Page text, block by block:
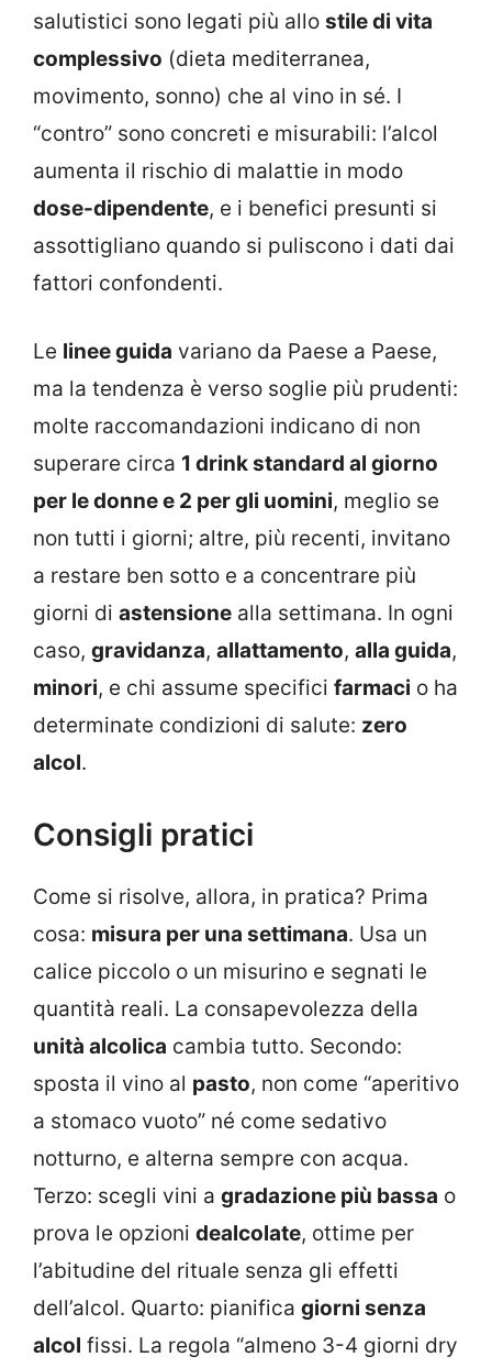
salutistici sono legati più allo stile di vita
complessivo (dieta mediterranea,
movimento, sonno) che al vino in sé. I
“contro” sono concreti e misurabili: l’alcol
aumenta il rischio di malattie in modo
dose-dipendente, e i benefici presunti si
assottigliano quando si puliscono i dati dai
fattori confondenti.
Le linee guida variano da Paese a Paese,
ma la tendenza è verso soglie più prudenti:
molte raccomandazioni indicano di non
superare circa 1 drink standard al giorno
per le donne e 2 per gli uomini, meglio se
non tutti i giorni; altre, più recenti, invitano
a restare ben sotto e a concentrare più
giorni di astensione alla settimana. In ogni
caso, gravidanza, allattamento, alla guida,
minori, e chi assume specifici farmaci o ha
determinate condizioni di salute: zero
alcol.
Consigli pratici
Come si risolve, allora, in pratica? Prima
cosa: misura per una settimana. Usa un
calice piccolo o un misurino e segnati le
quantità reali. La consapevolezza della
unità alcolica cambia tutto. Secondo:
sposta il vino al pasto, non come “aperitivo
a stomaco vuoto” né come sedativo
notturno, e alterna sempre con acqua.
Terzo: scegli vini a gradazione più bassa o
prova le opzioni dealcolate, ottime per
l’abitudine del rituale senza gli effetti
dell’alcol. Quarto: pianifica giorni senza
alcol fissi. La regola “almeno 3-4 giorni dry